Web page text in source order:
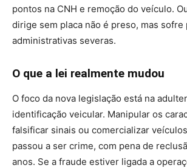
pontos na CNH e remoção do veículo.
dirige sem placa não é preso, mas sofre
administrativas severas.
O que a lei realmente mudou
O foco da nova legislação está na
identificação veicular. Manipular os
falsificar sinais ou comercializar
passou a ser crime, com pena de
anos. Se a fraude estiver ligada a